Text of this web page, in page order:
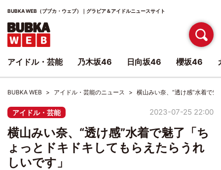
BUBKA WEB（ブブカ・ウェブ）｜グラビア＆アイドルニュースサイト
BUBKA WEB アイドル・芸能のニュース 横山みい奈、“透け感”水着で
アイドル・芸能 2023-07-25 22:00
横山みい奈、“透け感”水着で魅了「ち
ょっとドキドキしてもらえたらうれ
しいです」
アイドル・芸能 乃木坂46 日向坂46 櫻坂46